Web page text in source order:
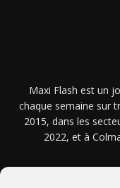
Maxi Flash est un
chaque semaine sur
2015, dans les
2022, et à